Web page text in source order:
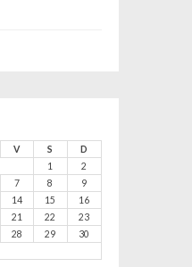
V S
D
1
2
7 8
9
14 15
16
21 22
23
28 29
30